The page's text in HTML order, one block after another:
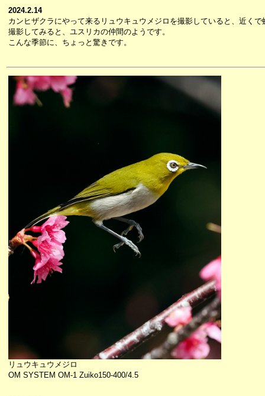
2024.2.14
カンヒザクラにやって来るリュウキュウメジロを撮影していると、近く
撮影してみると、ユスリカの仲間のようです。
こんな季節に、ちょっと驚きです。
リュウキュウメジロ
OM SYSTEM OM-1 Zuiko150-400/4.5